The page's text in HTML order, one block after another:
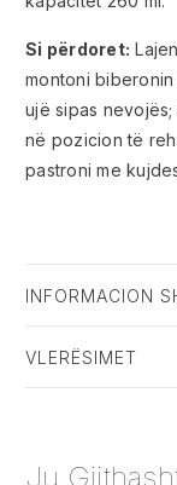
Si përdoret:
montoni
ujë sipas
në pozicion të
pastroni me
INFORMACION
VLERËSIMET
Ju